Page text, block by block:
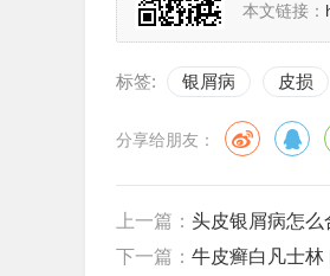
本文链接：
标签: 银屑病 皮损
分享给朋友：
上一篇： 头皮银屑病怎么
下一篇： 牛皮癣白凡士